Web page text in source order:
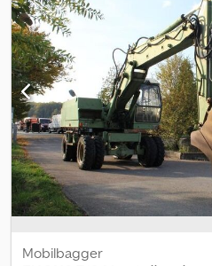
SWP hydr., Bereifung: 340/80 R18
verstellbar, Telematik: EquipCare
komplett, Lasthaken, Diff.-Sperre
Druckentlastung 3. Steuerkreis,
Schmierung Pendelachslagerung
1200mm - KRA 1x Schaufel (HVF)
Dokumente: Credpfx Aew Dk
Mobilbagger